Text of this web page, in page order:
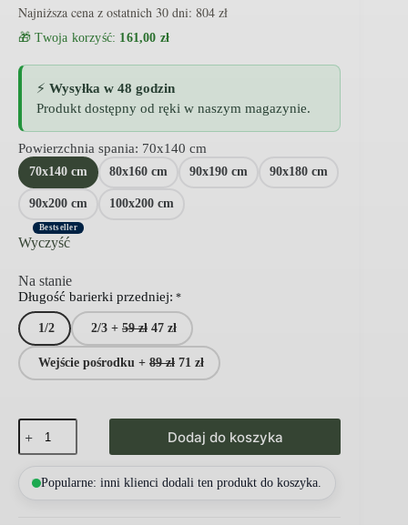
Najniższa cena z ostatnich 30 dni: 804 zł
🎁 Twoja korzyść: 161,00 zł
⚡ Wysyłka w 48 godzin
Produkt dostępny od ręki w naszym magazynie.
Powierzchnia spania: 70x140 cm
70x140 cm 80x160 cm 90x190 cm 90x180 cm
90x200 cm
Bestseller
100x200 cm
Wyczyść
Na stanie
Długość barierki przedniej: *
1/2 2/3 + 59zł 47 zł
Wejście pośrodku + 89zł 71 zł
ilość
AXEL
łóżko
dziecka
Dodaj do koszyka
Popularne: inni klienci dodali ten produkt do koszyka.